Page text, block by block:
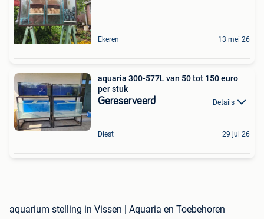
Ekeren 13 mei 26
aquaria 300-577L van 50 tot 150 euro
per stuk
Gereserveerd Details
Diest 29 jul 26
aquarium stelling in Vissen | Aquaria en Toebehoren